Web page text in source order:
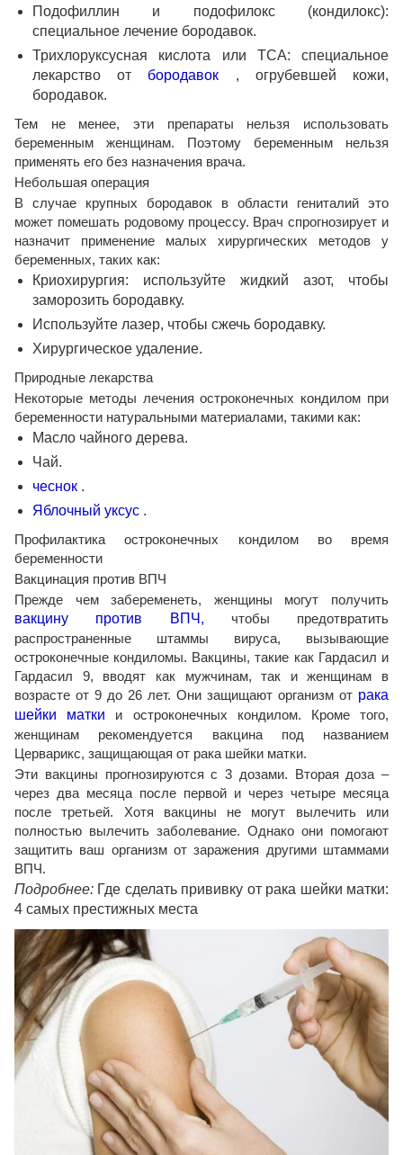
Подофиллин и подофилокс (кондилокс):
специальное лечение бородавок.
Трихлоруксусная кислота или ТСА: специальное
лекарство от бородавок , огрубевшей кожи,
бородавок.
Тем не менее, эти препараты нельзя использовать
беременным женщинам. Поэтому беременным нельзя
применять его без назначения врача.
Небольшая операция
В случае крупных бородавок в области гениталий это
может помешать родовому процессу. Врач спрогнозирует и
назначит применение малых хирургических методов у
беременных, таких как:
Криохирургия: используйте жидкий азот, чтобы
заморозить бородавку.
Используйте лазер, чтобы сжечь бородавку.
Хирургическое удаление.
Природные лекарства
Некоторые методы лечения остроконечных кондилом при
беременности натуральными материалами, такими как:
Масло чайного дерева.
Чай.
чеснок .
Яблочный уксус .
Профилактика остроконечных кондилом во время
беременности
Вакцинация против ВПЧ
Прежде чем забеременеть, женщины могут получить
вакцину против ВПЧ, чтобы предотвратить
распространенные штаммы вируса, вызывающие
остроконечные кондиломы. Вакцины, такие как Гардасил и
Гардасил 9, вводят как мужчинам, так и женщинам в
возрасте от 9 до 26 лет. Они защищают организм от рака
шейки матки и остроконечных кондилом. Кроме того,
женщинам рекомендуется вакцина под названием
Церварикс, защищающая от рака шейки матки.
Эти вакцины прогнозируются с 3 дозами. Вторая доза –
через два месяца после первой и через четыре месяца
после третьей. Хотя вакцины не могут вылечить или
полностью вылечить заболевание. Однако они помогают
защитить ваш организм от заражения другими штаммами
ВПЧ.
Подробнее: Где сделать прививку от рака шейки матки:
4 самых престижных места